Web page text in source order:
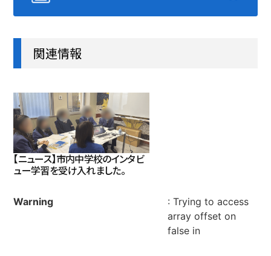
関連情報
【ニュース】市内中学校のインタビ
ュー学習を受け入れました。
Warning
: Trying to access
array offset on
false in